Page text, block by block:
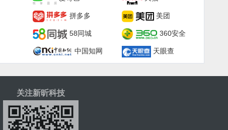
拼多多 美团
58同城 360安全
中国知网 天眼查
关注新昕科技